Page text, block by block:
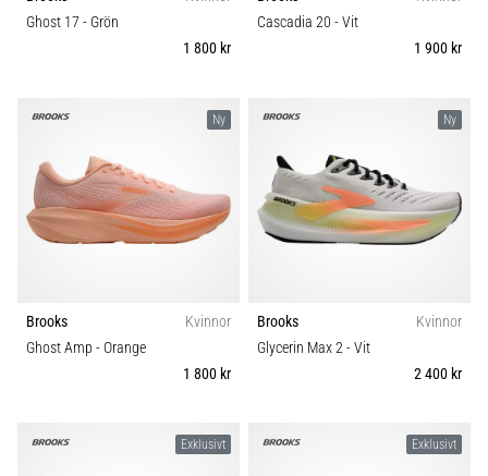
Vilka
8 min. läsning
Plantar
och
behandling
skarp
Underlag
Typ av sko
Ghost 17 - Grön
1 800 kr
Cascadia 20 - Vit
1 900 kr
Ny
Brooks
Kvinnor
Ghost Amp - Orange
1 800 kr
Ny
Brooks
Kvinnor
Glycerin Max 2- Vit
2 400 kr
Exklusivt Exklusivt